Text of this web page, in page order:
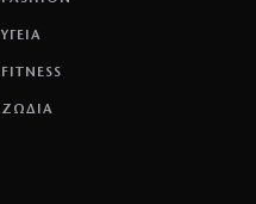
ΥΓΕΙΑ
FITNESS
ΖΩΔΙΑ